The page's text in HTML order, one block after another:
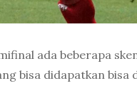
ada beberapa
bisa didapatkan bisa